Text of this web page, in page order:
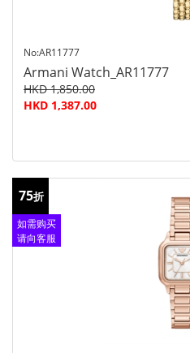
No:AR11777
Armani Watch_AR11777
HKD 1,850.00
HKD 1,387.00
75折
如需购买
请向客服